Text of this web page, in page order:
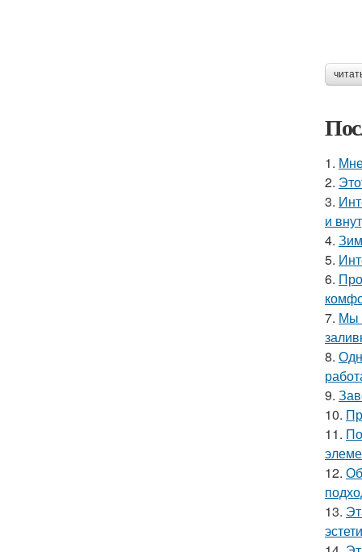
1.
2.
3.
и
4.
5.
6.
7. Мы
8.
9.
10.
11.
12.
13.